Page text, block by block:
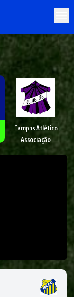
Campos Atlético
Associação